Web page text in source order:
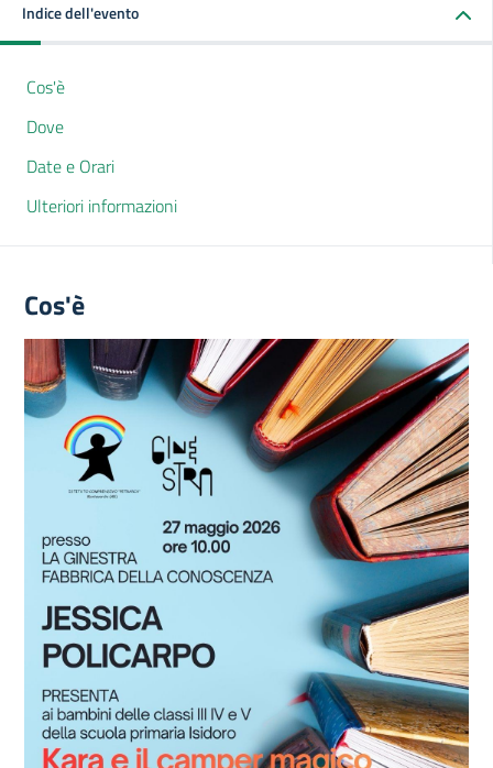
Indice dell'evento
Cos'è
Dove
Date e Orari
Ulteriori informazioni
Cos'è